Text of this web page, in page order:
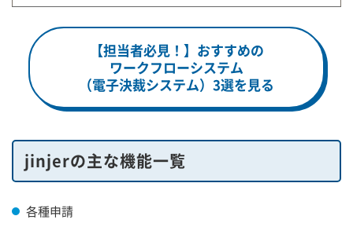
【担当者必見！】おすすめの
ワークフローシステム
（電子決裁システム）3選を見る
jinjerの主な機能一覧
各種申請